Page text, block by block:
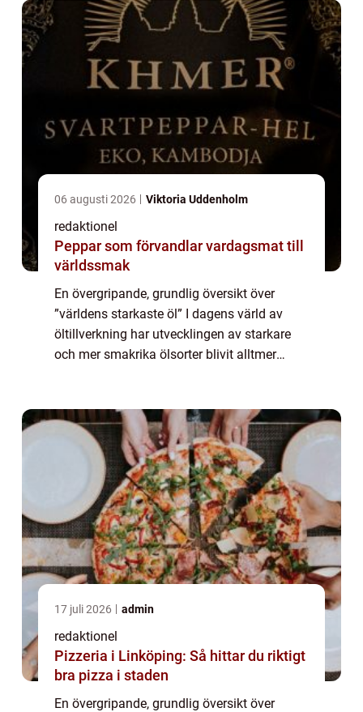
06 augusti 2026 Viktoria Uddenholm
redaktionel
Peppar som förvandlar vardagsmat till
världssmak
En övergripande, grundlig översikt över
”världens starkaste öl” I dagens värld av
öltillverkning har utvecklingen av starkare
och mer smakrika ölsorter blivit alltmer
17 juli 2026 admin
redaktionel
Pizzeria i Linköping: Så hittar du riktigt
bra pizza i staden
En övergripande, grundlig översikt över